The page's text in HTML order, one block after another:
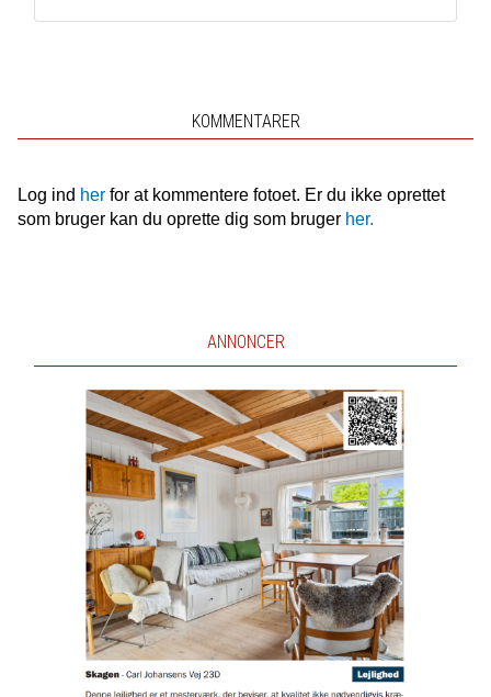
KOMMENTARER
Log ind herfor at kommentere fotoet. Er du ikke oprettet
som bruger kan du oprette dig som bruger her.
ANNONCER